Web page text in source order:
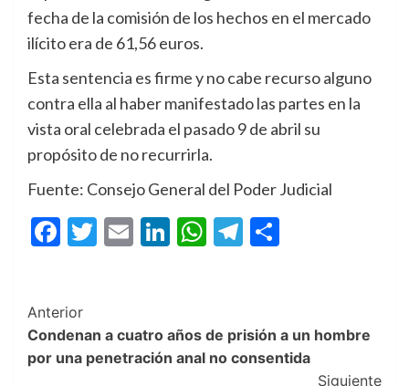
fecha de la comisión de los hechos en el mercado
ilícito era de 61,56 euros.
Esta sentencia es firme y no cabe recurso alguno
contra ella al haber manifestado las partes en la
vista oral celebrada el pasado 9 de abril su
propósito de no recurrirla.
Fuente: Consejo General del Poder Judicial
Facebook
Twitter
EmailLinkedIn
WhatsApp
Telegram
Post
Navigation
Anterior
Condenan a cuatro años de prisión a un hombre
por una penetración anal no consentida
Siguiente